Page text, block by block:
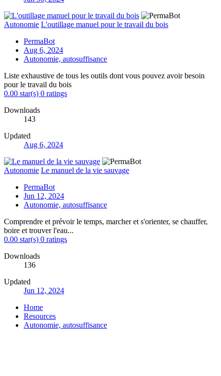
Autonomie L'outillage manuel pour le travail du bois
PermaBot
Aug 6, 2024
Autonomie, autosuffisance
Liste exhaustive de tous les outils dont vous pouvez avoir besoin
pour le travail du bois
0.00 star(s) 0 ratings
Downloads
143
Updated
Aug 6, 2024
Autonomie Le manuel de la vie sauvage
PermaBot
Jun 12, 2024
Autonomie, autosuffisance
Comprendre et prévoir le temps, marcher et s'orienter, se chauffer,
boire et trouver l'eau...
0.00 star(s) 0 ratings
Downloads
136
Updated
Jun 12, 2024
Home
Resources
Autonomie, autosuffisance